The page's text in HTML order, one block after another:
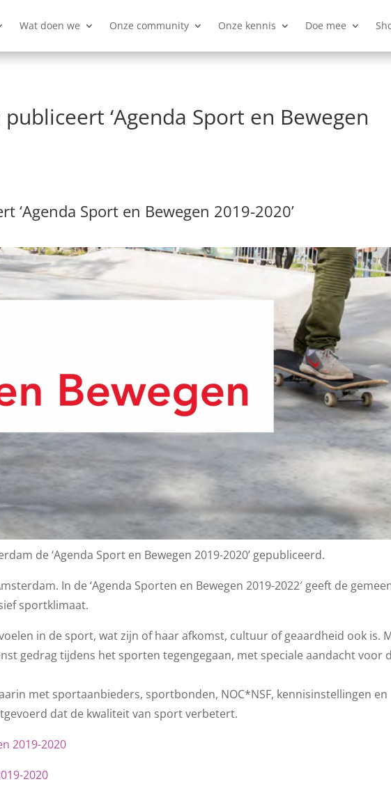
Wat doen we Onze community Onze kennis Doe mee
‘Agenda Sport en Bewegen
‘Agenda Sport en Bewegen 2019-2020’
de ‘Agenda Sport en Bewegen 2019-2020’ gepubliceerd.
In de ‘Agenda Sporten en Bewegen 2019-2022′ geeft de
sportklimaat.
in de sport, wat zijn of haar afkomst, cultuur of geaardheid ook is.
gedrag tijdens het sporten tegengegaan, met speciale aandacht voor
met sportaanbieders, sportbonden, NOC*NSF, kennisinstellingen en
dat de kwaliteit van sport verbetert.
2019-2020
2020